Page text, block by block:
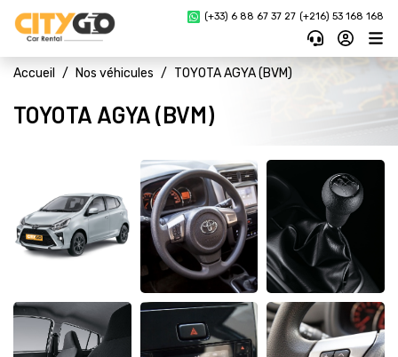
(+33) 6 88 67 37 27 (+216) 53 168 168
Accueil Nos véhicules TOYOTA AGYA (BVM)
TOYOTA AGYA (BVM)